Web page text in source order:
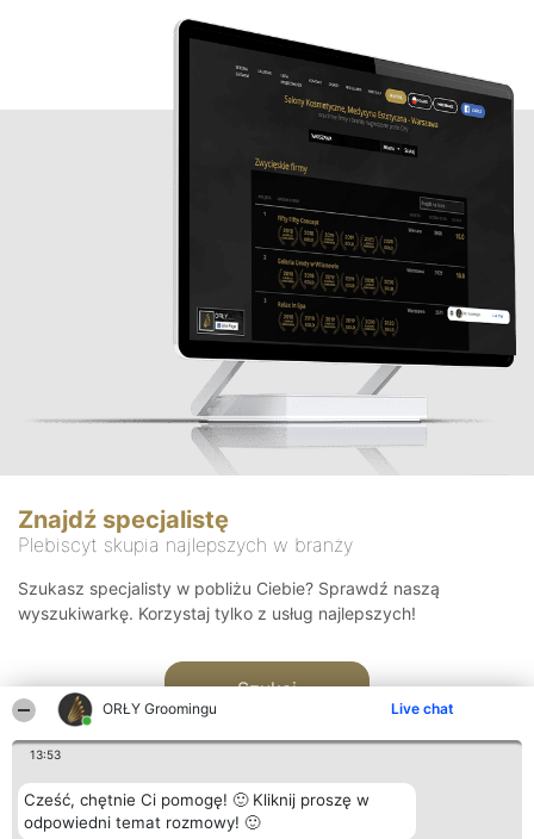
ORŁY Groomingu Live chat
13:53
Cześć, chętnie Ci pomogę! 🙂 Kliknij proszę w
odpowiedni temat rozmowy! 🙂
Znajdź specjalistę
Plebiscyt skupia najlepszych w branży
Szukasz specjalisty w pobliżu Ciebie? Sprawdź naszą
wyszukiwarkę. Korzystaj tylko z usług najlepszych!
Szukaj